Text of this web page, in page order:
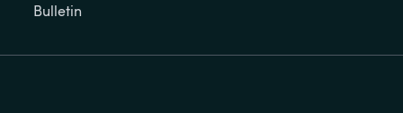
Bulletin